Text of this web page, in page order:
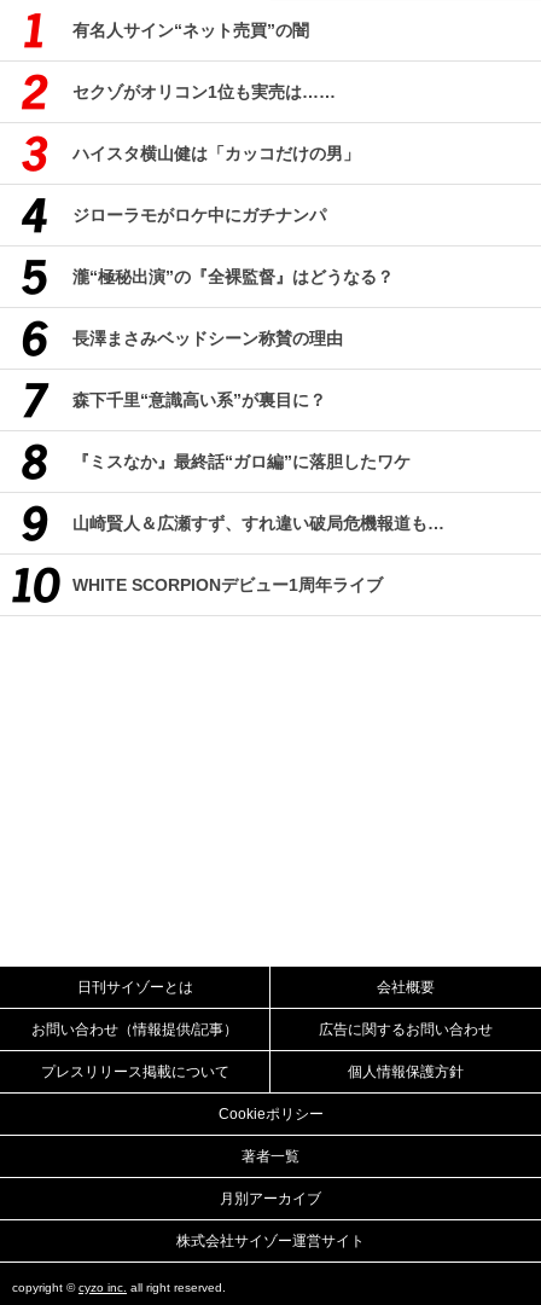
有名人サイン“ネット売買”の闇
セクゾがオリコン1位も実売は……
ハイスタ横山健は「カッコだけの男」
ジローラモがロケ中にガチナンパ
瀧“極秘出演”の『全裸監督』はどうなる？
長澤まさみベッドシーン称賛の理由
森下千里“意識高い系”が裏目に？
『ミスなか』最終話“ガロ編”に落胆したワケ
山崎賢人＆広瀬すず、すれ違い破局危機報道も…
WHITE SCORPIONデビュー1周年ライブ
日刊サイゾーとは 会社概要
お問い合わせ（情報提供/記事） 広告に関するお問い合わせ
プレスリリース掲載について 個人情報保護方針
Cookieポリシー
著者一覧
月別アーカイブ
株式会社サイゾー運営サイト
copyright ©cyzo inc. all right reserved.